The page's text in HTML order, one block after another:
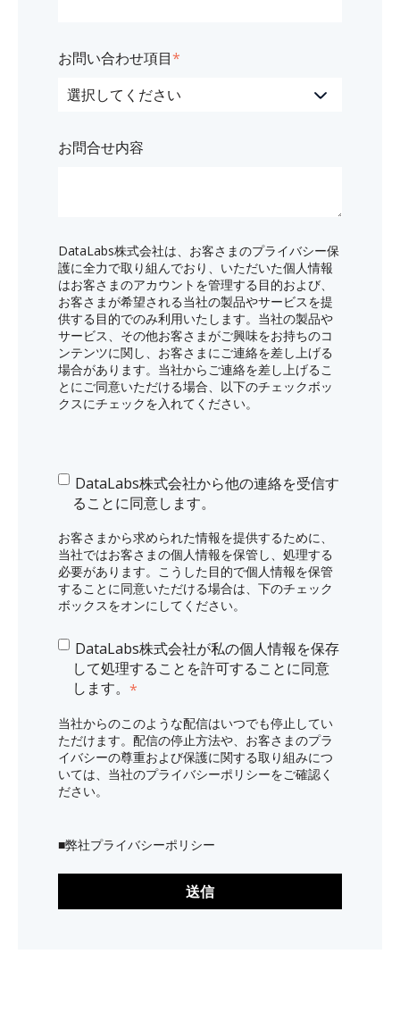
お問い合わせ項目*
お問合せ内容
DataLabs株式会社は、お客さまのプライバシー保
護に全力で取り組んでおり、いただいた個人情報
はお客さまのアカウントを管理する目的および、
お客さまが希望される当社の製品やサービスを提
供する目的でのみ利用いたします。当社の製品や
サービス、その他お客さまがご興味をお持ちのコ
ンテンツに関し、お客さまにご連絡を差し上げる
場合があります。当社からご連絡を差し上げるこ
とにご同意いただける場合、以下のチェックボッ
クスにチェックを入れてください。
DataLabs株式会社から他の連絡を受信す
ることに同意します。
お客さまから求められた情報を提供するために、
当社ではお客さまの個人情報を保管し、処理する
必要があります。こうした目的で個人情報を保管
することに同意いただける場合は、下のチェック
ボックスをオンにしてください。
DataLabs株式会社が私の個人情報を保存
して処理することを許可することに同意
します。 *
当社からのこのような配信はいつでも停止してい
ただけます。配信の停止方法や、お客さまのプラ
イバシーの尊重および保護に関する取り組みにつ
いては、当社のプライバシーポリシーをご確認く
ださい。
■弊社プライバシーポリシー